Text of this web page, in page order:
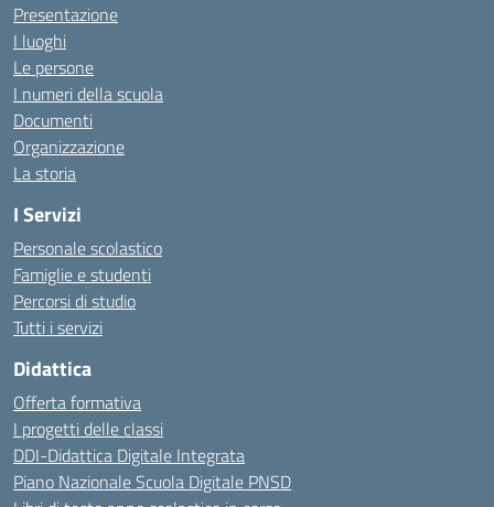
Presentazione
I luoghi
Le persone
I numeri della scuola
Documenti
Organizzazione
La storia
I Servizi
Personale scolastico
Famiglie e studenti
Percorsi di studio
Tutti i servizi
Didattica
Offerta formativa
I progetti delle classi
DDI-Didattica Digitale Integrata
Piano Nazionale Scuola Digitale PNSD